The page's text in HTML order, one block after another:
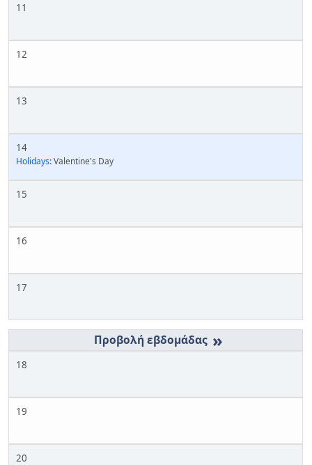
11
12
13
14
Holidays:Valentine's Day
15
16
17
»
18
19
20